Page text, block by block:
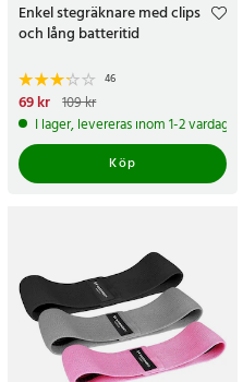
Enkel stegräknare med clips
och lång batteritid
46
Nuvarande pris
pris:109 kr
69 kr 109 kr
I lager, levereras inom 1-2 vardagar
Köp